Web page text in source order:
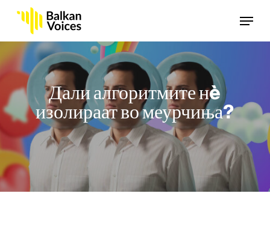
Skip
main
content
Menu
Дали алгоритмите нè
изолираат во меурчиња?